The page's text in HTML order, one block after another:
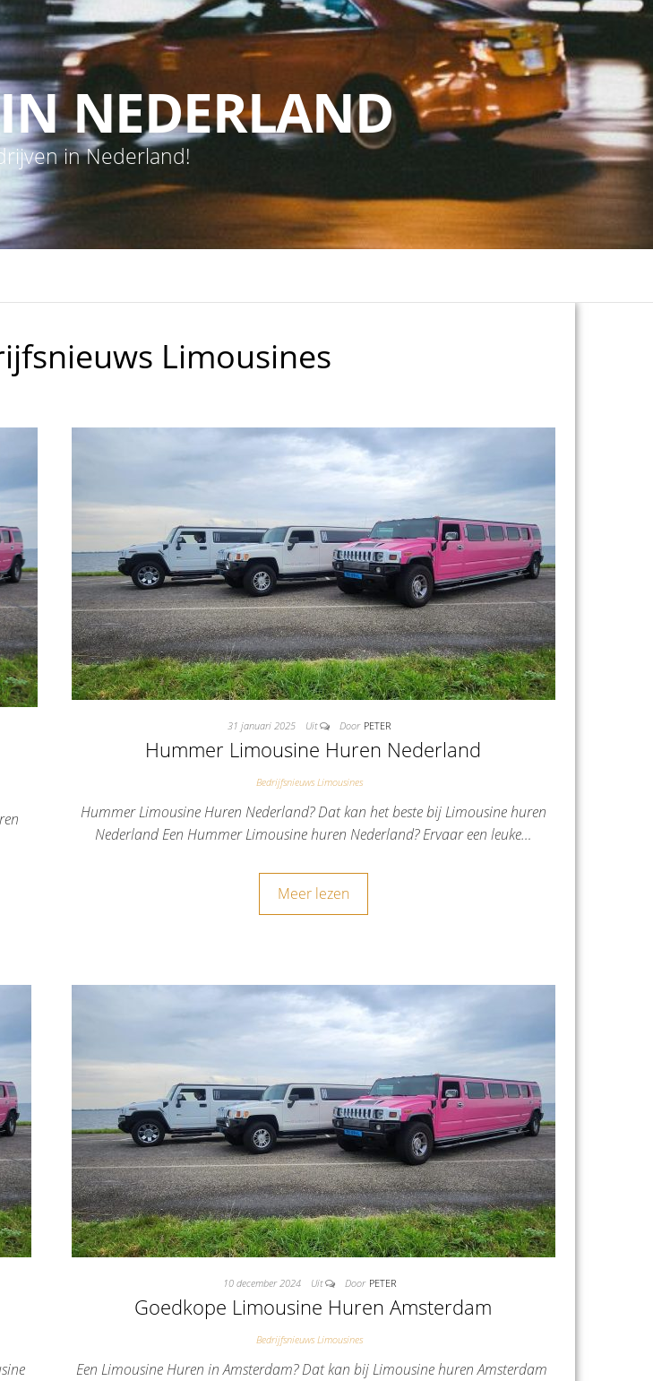
NEDERLAND
in Nederland!
Limousines
31 januari 2025 Uit Door PETER
Hummer Limousine Huren Nederland
Bedrijfsnieuws Limousines
Hummer Limousine Huren Nederland? Dat kan het beste bij Limousine huren
Nederland Een Hummer Limousine huren Nederland? Ervaar een leuke…
Meer lezen
10 december 2024 Uit Door PETER
Goedkope Limousine Huren Amsterdam
Bedrijfsnieuws Limousines
Een Limousine Huren in Amsterdam? Dat kan bij Limousine huren Amsterdam